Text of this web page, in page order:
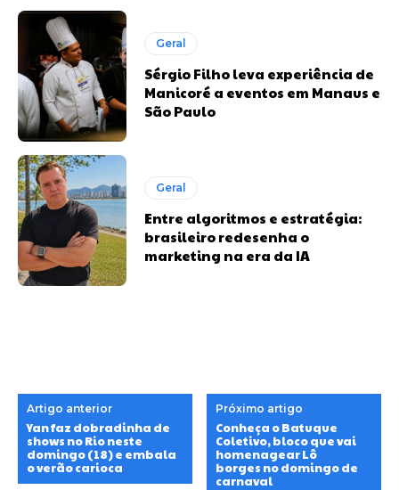
Geral
Sérgio Filho leva experiência de
Manicoré a eventos em Manaus e
São Paulo
Geral
Entre algoritmos e estratégia:
brasileiro redesenha o
marketing na era da IA
Artigo anterior
Yan faz dobradinha de
shows no Rio neste
domingo (18) e embala
o verão carioca
Próximo artigo
Conheça o Batuque
Coletivo, bloco que vai
homenagear Lô
borges no domingo de
carnaval